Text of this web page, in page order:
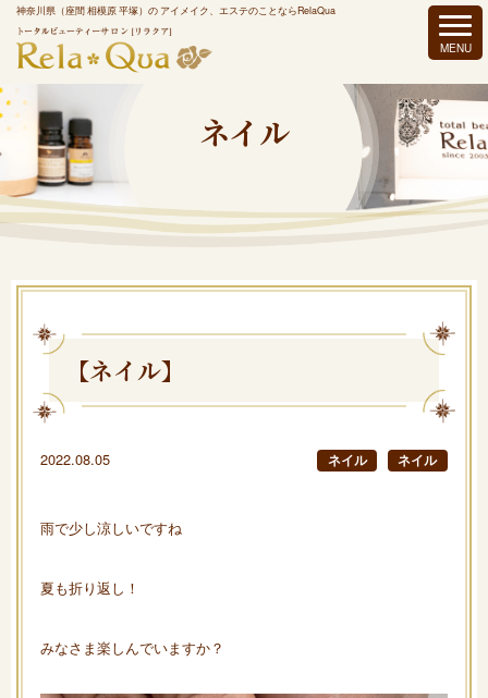
神奈川県（座間 相模原 平塚）の アイメイク、エステのことならRelaQua
ネイル
【ネイル】
2022.08.05 ネイル ネイル
雨で少し涼しいですね
夏も折り返し！
みなさま楽しんでいますか？